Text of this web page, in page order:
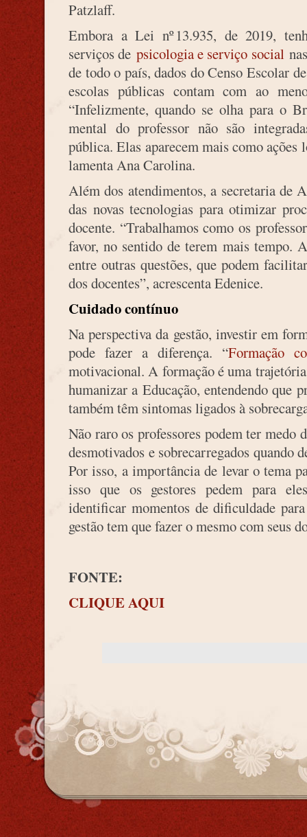
Patzlaff.
Embora a Lei nº 13.935, de 2019,
serviços de psicologia e serviço social
de todo o país, dados do Censo Escolar
escolas públicas contam com ao
“Infelizmente, quando se olha para o
mental do professor não são
pública. Elas aparecem mais como ações
lamenta Ana Carolina.
Além dos atendimentos, a secretaria de
das novas tecnologias para otimizar
docente. “Trabalhamos como os
favor, no sentido de terem mais tempo.
entre outras questões, que podem
dos docentes”, acrescenta Edenice.
Cuidado contínuo
Na perspectiva da gestão, investir em
pode fazer a diferença. “Formação
motivacional. A formação é uma
humanizar a Educação, entendendo que
também têm sintomas ligados à
Não raro os professores podem ter medo
desmotivados e sobrecarregados quando
Por isso, a importância de levar o tema
isso que os gestores pedem para
identificar momentos de dificuldade
gestão tem que fazer o mesmo com seus
FONTE:
CLIQUE AQUI